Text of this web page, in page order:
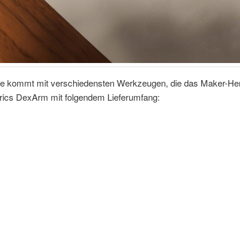
kommt mit verschiedensten Werkzeugen, die das Maker-
DexArm mit folgendem Lieferumfang: